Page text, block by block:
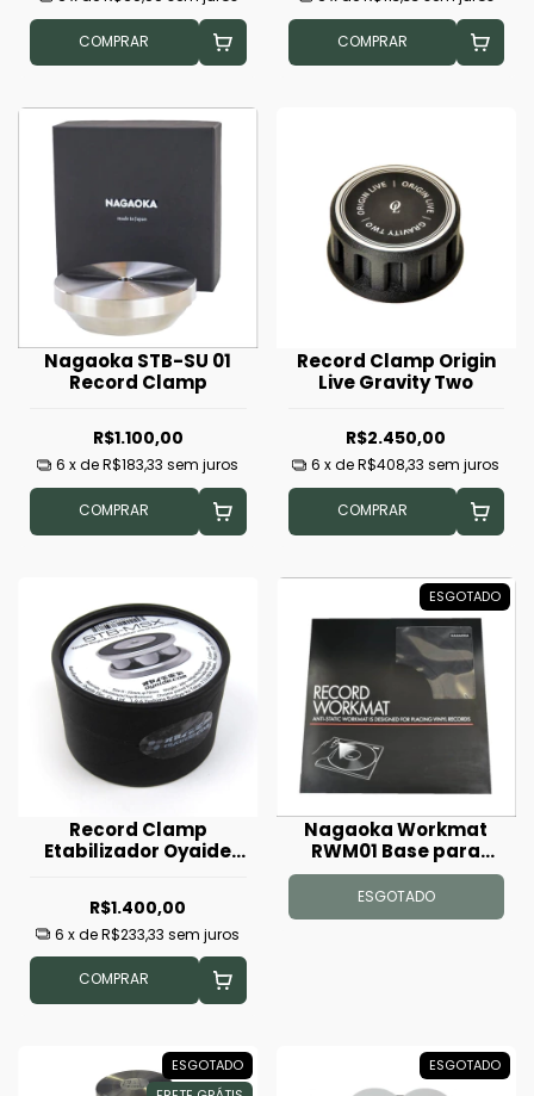
COMPRAR COMPRAR
Nagaoka STB-SU 01
Record Clamp
R$1.100,00
6 x deR$183,33 sem juros
COMPRAR
Record Clamp Origin
Live Gravity Two
R$2.450,00
6 x deR$408,33 sem juros
COMPRAR
Record Clamp
Etabilizador Oyaide
R$1.400,00
6 x deR$233,33 sem juros
COMPRAR
ESGOTADO
Nagaoka Workmat
RWM01 Base para
Limpeza de Discos
ESGOTADO
ESGOTADO
ESGOTADO